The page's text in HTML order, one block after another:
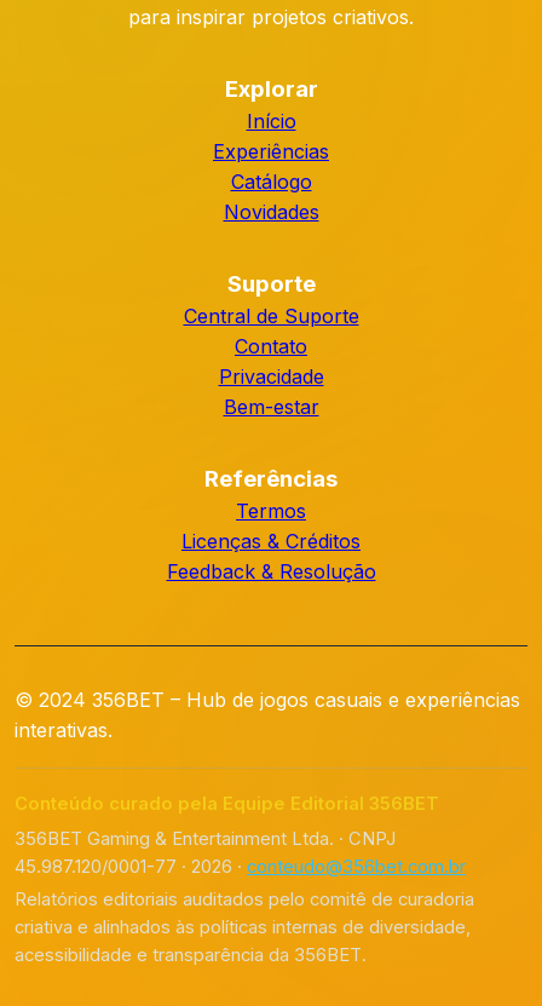
para inspirar projetos criativos.
Explorar
Início
Experiências
Catálogo
Novidades
Suporte
Central de Suporte
Contato
Privacidade
Bem-estar
Referências
Termos
Licenças & Créditos
Feedback & Resolução
© 2024 356BET – Hub de jogos casuais e experiências
interativas.
Conteúdo curado pela Equipe Editorial 356BET
356BET Gaming & Entertainment Ltda. · CNPJ
45.987.120/0001-77 · 2026 · conteudo@356bet.com.br
Relatórios editoriais auditados pelo comitê de curadoria
criativa e alinhados às políticas internas de diversidade,
acessibilidade e transparência da 356BET.